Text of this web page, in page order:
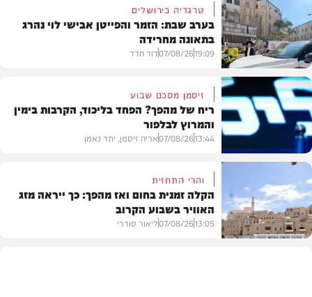
בארץ
טרגדיה בירושלים
בערב שבת: הזמר והפייטן אבישי לוי נהרג
בתאונה מחרידה
19:09
07/08/26דוד חדד
פוליטי
זיסמן מסכם שבוע
ריח של מהפך? הפחד בליכוד, הקרבות בימין
והמרוץ לבלפור
13:44
07/08/26אריה זיסמן, יתד נאמן
והרי התחזית
הקלה זמנית בחום ואז מהפך: כך ייראה מזג
האוויר בשבוע הקרוב
13:05
07/08/26ליאור סודרי